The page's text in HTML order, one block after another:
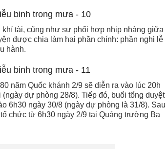
tài, cũng như sự phối hợp nhịp nhàng giữa
được chia làm hai phần chính: phần nghi lễ
hành.
năm Quốc khánh 2/9 sẽ diễn ra vào lúc 20h
dự phòng 28/8). Tiếp đó, buổi tổng duyệt
6h30 ngày 30/8 (ngày dự phòng là 31/8). Sau
chức từ 6h30 ngày 2/9 tại Quảng trường Ba